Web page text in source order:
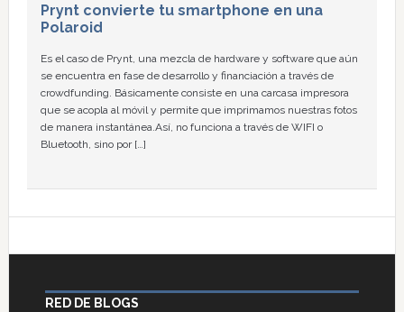
Prynt convierte tu smartphone en una
Polaroid
Es el caso de Prynt, una mezcla de hardware y software que aún
se encuentra en fase de desarrollo y financiación a través de
crowdfunding. Básicamente consiste en una carcasa impresora
que se acopla al móvil y permite que imprimamos nuestras fotos
de manera instantánea.Así, no funciona a través de WIFI o
Bluetooth, sino por […]
RED DE BLOGS